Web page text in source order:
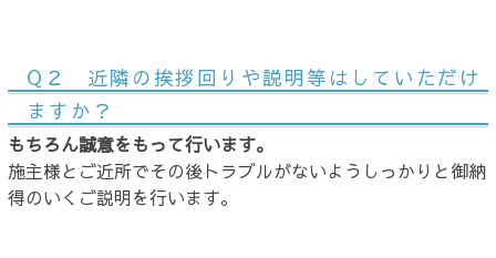
Q２ 近隣の挨拶回りや説明等はしていただけ
ますか？
もちろん誠意をもって行います。
施主様とご近所でその後トラブルがないようしっかりと御納
得のいくご説明を行います。